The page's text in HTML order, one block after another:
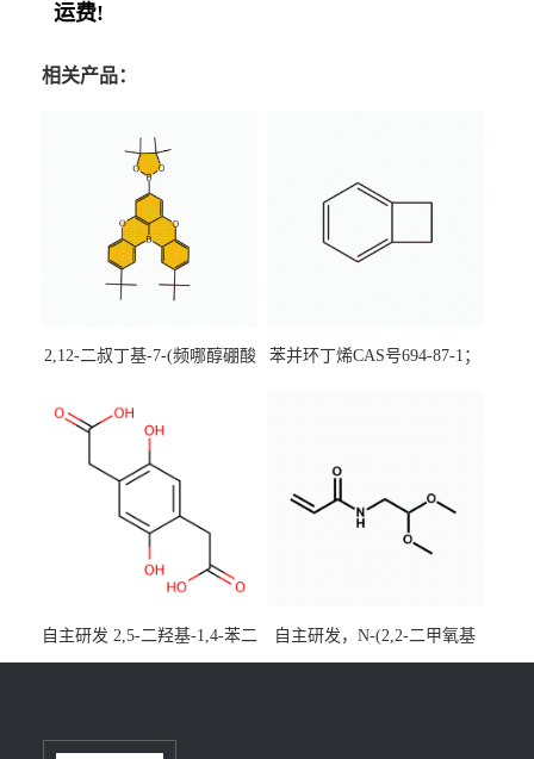
运费!
相关产品：
2,12-二叔丁基-7-(频哪醇硼酸
[3,2,1-de]蒽CAS号2648896-
装，实验室现货直发
苯并环丁烯CAS号694-87-1；
自主研发 2,5-二羟基-1,4-苯二
乙酸CAS号5488-16-4；公斤
百公斤级可供应
自主研发，N-(2,2-二甲氧基
乙基)丙烯酰胺CAS号49707-